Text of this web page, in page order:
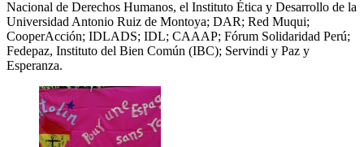
Nacional de Derechos Humanos, el Instituto Ética y Desarrollo de la
Universidad Antonio Ruiz de Montoya; DAR; Red Muqui;
CooperAcción; IDLADS; IDL; CAAAP; Fórum Solidaridad Perú;
Fedepaz, Instituto del Bien Común (IBC); Servindi y Paz y
Esperanza.